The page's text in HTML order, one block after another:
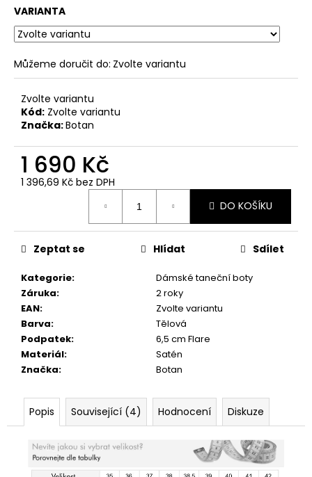
VARIANTA
Můžeme doručit do: Zvolte variantu
Zvolte variantu
Kód: Zvolte variantu
Značka:Botan
1 690 Kč
1 396,69 Kč bez DPH
DO KOŠÍKU
Kategorie:
Dámské taneční boty
Záruka:
2 roky
EAN:
Zvolte variantu
Barva:
Tělová
Podpatek:
6,5 cm Flare
Materiál:
Satén
Značka: Botan
Zeptat se Hlídat Sdílet
Popis Související (4) Hodnocení Diskuze
u
č
u
j
e
m
e